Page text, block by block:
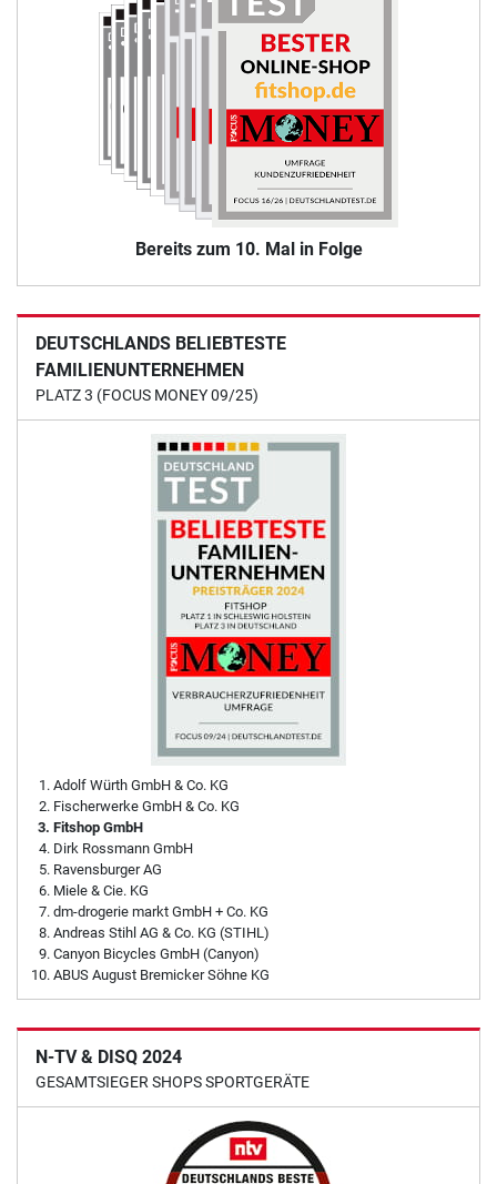
Bereits zum 10. Mal in Folge
DEUTSCHLANDS BELIEBTESTE
FAMILIENUNTERNEHMEN
PLATZ 3 (FOCUS MONEY 09/25)
Adolf Würth GmbH & Co. KG
Fischerwerke GmbH & Co. KG
Fitshop GmbH
Dirk Rossmann GmbH
Ravensburger AG
Miele & Cie. KG
dm-drogerie markt GmbH + Co. KG
Andreas Stihl AG & Co. KG (STIHL)
Canyon Bicycles GmbH (Canyon)
ABUS August Bremicker Söhne KG
N-TV & DISQ 2024
GESAMTSIEGER SHOPS SPORTGERÄTE